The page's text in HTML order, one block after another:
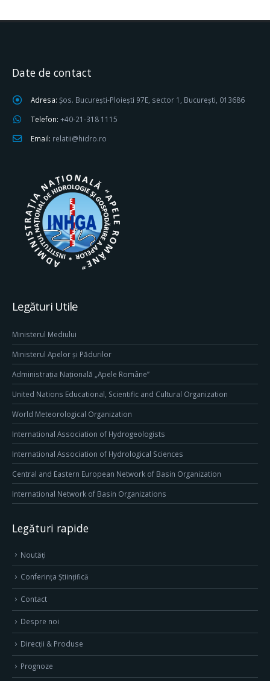
Date de contact
Adresa: Șos. București-Ploiești 97E, sector 1, București, 013686
Telefon: +40-21-318 1115
Email: relatii@hidro.ro
Legături Utile
Ministerul Mediului
Ministerul Apelor și Pădurilor
Administrația Națională „Apele Române”
United Nations Educational, Scientific and Cultural Organization
World Meteorological Organization
International Association of Hydrogeologists
International Association of Hydrological Sciences
Central and Eastern European Network of Basin Organization
International Network of Basin Organizations
Legături rapide
Noutăți
Conferința Științifică
Contact
Despre noi
Direcţii & Produse
Prognoze